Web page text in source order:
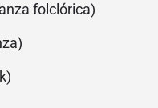
folclórica)